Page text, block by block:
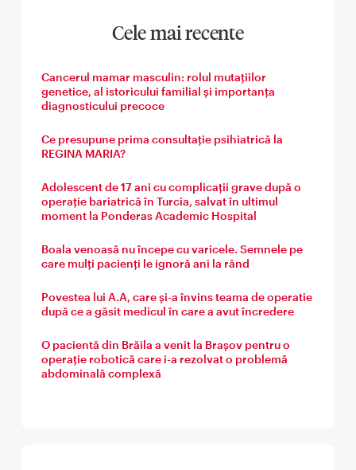
Cele mai recente
Cancerul mamar masculin: rolul mutațiilor
genetice, al istoricului familial și importanța
diagnosticului precoce
Ce presupune prima consultație psihiatrică la
REGINA MARIA?
Adolescent de 17 ani cu complicații grave după o
operație bariatrică în Turcia, salvat în ultimul
moment la Ponderas Academic Hospital
Boala venoasă nu începe cu varicele. Semnele pe
care mulți pacienți le ignoră ani la rând
Povestea lui A.A, care și-a învins teama de operatie
după ce a găsit medicul în care a avut încredere
O pacientă din Brăila a venit la Brașov pentru o
operație robotică care i-a rezolvat o problemă
abdominală complexă